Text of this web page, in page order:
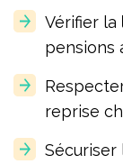
Vérifier la
pensions
reprise